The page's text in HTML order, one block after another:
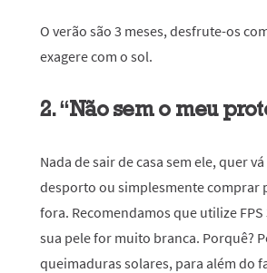
O verão são 3 meses, desfrute-os
exagere com o sol.
2. “Não sem o meu
Nada de sair de casa sem ele, quer
desporto ou simplesmente comprar
fora. Recomendamos que utilize FPS
sua pele for muito branca. Porquê?
queimaduras solares, para além do